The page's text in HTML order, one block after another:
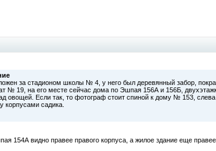
за стадионом школы № 4, у него был деревянный забор,
№ 19, на его месте сейчас дома по Эшпая 156А и 156Б,
овощей. Если так, то фотограф стоит спиной к дому № 153,
корпусами садика.
154А видно правее правого корпуса, а жилое здание еще